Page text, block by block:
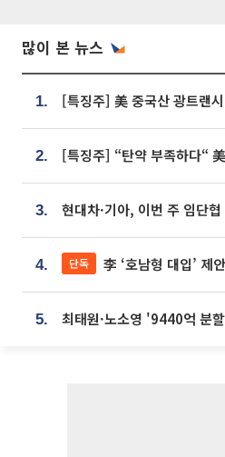
많이 본 뉴스
1.
2.
3.
4. 단독 李 ‘호남형 대입’ 제안에 교육청·
5.